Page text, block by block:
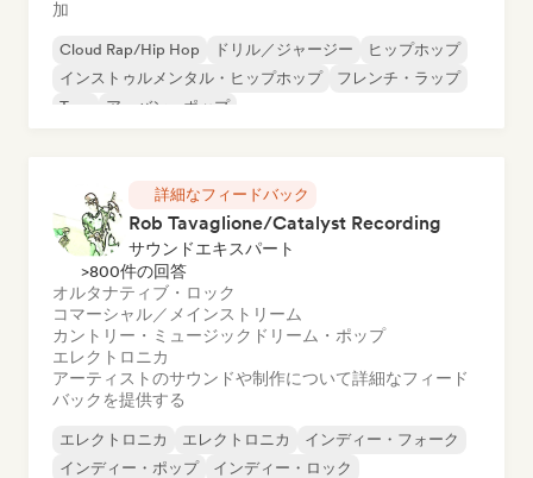
加
Cloud Rap/Hip Hop ドリル／ジャージー
ヒップホップ
インストゥルメンタル・ヒップホップ
フレンチ・ラップ
Trap
アーバン・ポップ
詳細なフィードバック
Rob Tavaglione/Catalyst Recording
サウンドエキスパート
>800件の回答
オルタナティブ・ロック
コマーシャル／メインストリーム
カントリー・ミュージック ドリーム・ポップ
エレクトロニカ
アーティストのサウンドや制作について詳細なフィード
バックを提供する
エレクトロニカ エレクトロニカ
インディー・フォーク
インディー・ポップ
インディー・ロック